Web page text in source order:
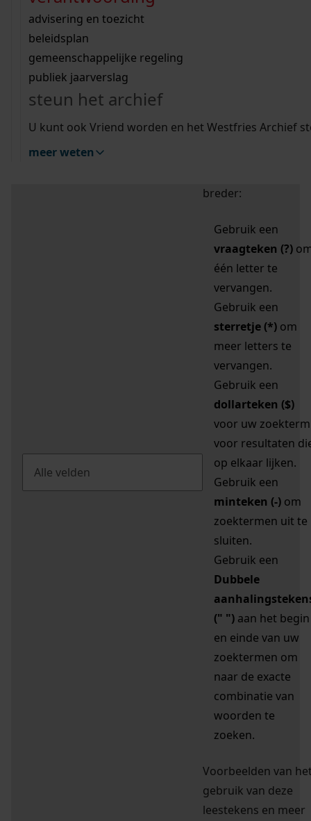
bouwvergunningen
omgevingsvergunningen
vergunningen
beeld en geluid
uitleg nodig?
Wij helpen u op weg met een aantal zoektips.
bekijk alle zoektips
Wij helpen u op weg met een aantal zoektips.
bekijk alle zoektips
bekijk ons geschiedenislokaal
advisering en toezicht
beleidsplan
gemeenschappelijke regeling
publiek jaarverslag
steun het archief
U kunt ook Vriend worden en het Westfries Archief
meer weten
zoektips
Mijn Studiezaal (inloggen)
uw zoekopdracht te
breder:
Gebruik een
vraagteken (?)
één letter te
vervangen.
Gebruik een
sterretje (*) om
meer letters te
vervangen.
Gebruik een
dollarteken ($)
voor uw zoekterm
voor resultaten
op elkaar lijken.
Gebruik een
minteken (-) om
zoektermen uit te
sluiten.
Gebruik een
Dubbele
(" ") aan het begin
en einde van uw
zoektermen om
naar de exacte
combinatie van
woorden te
zoeken.
Voorbeelden van
gebruik van deze
leestekens en meer